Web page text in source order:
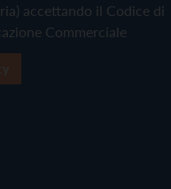
accettando il Codice di
Commerciale